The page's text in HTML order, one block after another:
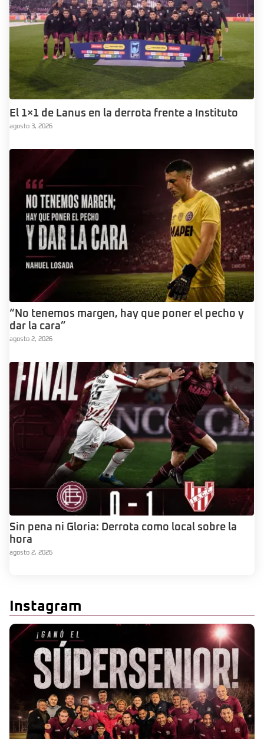
El 1×1 de Lanus en la derrota frente a Instituto
agosto 3, 2026
“No tenemos margen, hay que poner el pecho y
dar la cara”
agosto 2, 2026
Sin pena ni Gloria: Derrota como local sobre la
hora
agosto 2, 2026
Instagram